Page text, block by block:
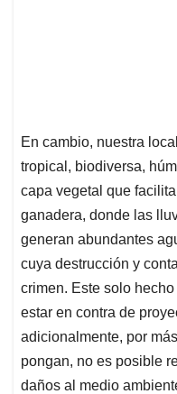
En cambio, nuestra
tropical, biodiversa,
capa vegetal que
ganadera, donde las
generan abundantes
cuya destrucción y
crimen. Este solo
estar en contra de
adicionalmente, por
pongan, no es posible
daños al medio